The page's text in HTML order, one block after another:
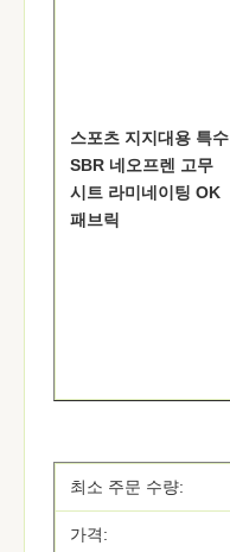
스포츠 지지대용 특수
SBR 네오프렌 고무
시트 라미네이팅 OK
패브릭
최소 주문 수량:
가격: